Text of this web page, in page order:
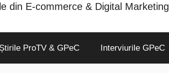
din E-commerce & Digital Marketing
ProTV & GPeC Interviurile GPeC